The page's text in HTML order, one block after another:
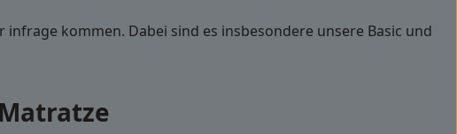
kommen. Dabei sind es insbesondere unsere Basic und